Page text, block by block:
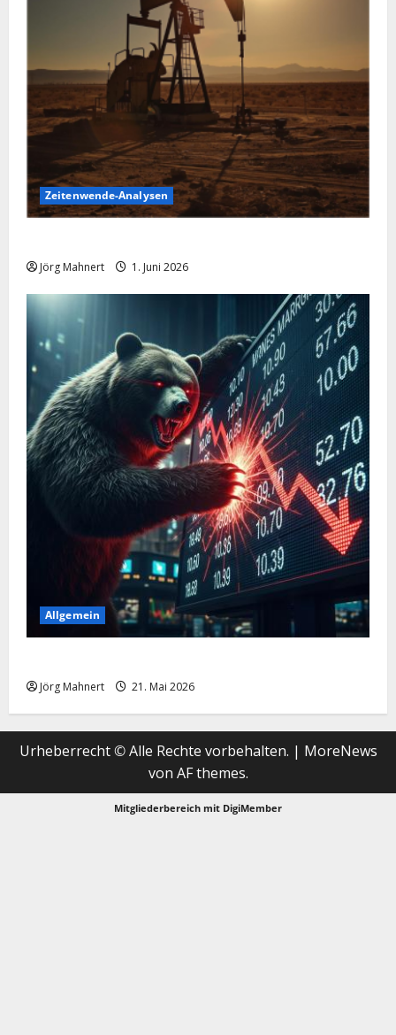
Zeitenwende-Analysen
Jörg Mahnert 1. Juni 2026
Allgemein
Jörg Mahnert 21. Mai 2026
Urheberrecht © Alle Rechte vorbehalten. | MoreNews
von AF themes.
Mitgliederbereich mit DigiMember